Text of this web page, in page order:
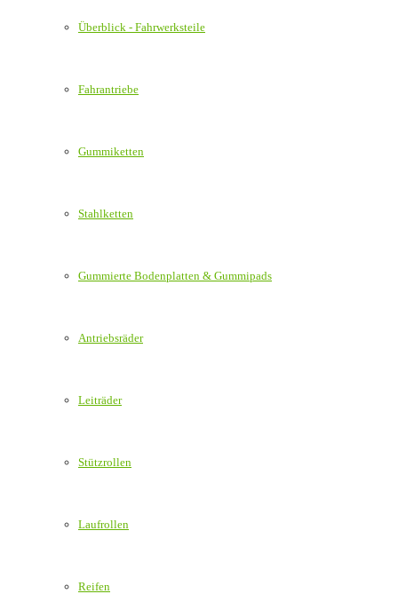
Überblick - Fahrwerksteile
Fahrantriebe
Gummiketten
Stahlketten
Gummierte Bodenplatten & Gummipads
Antriebsräder
Leiträder
Stützrollen
Laufrollen
Reifen